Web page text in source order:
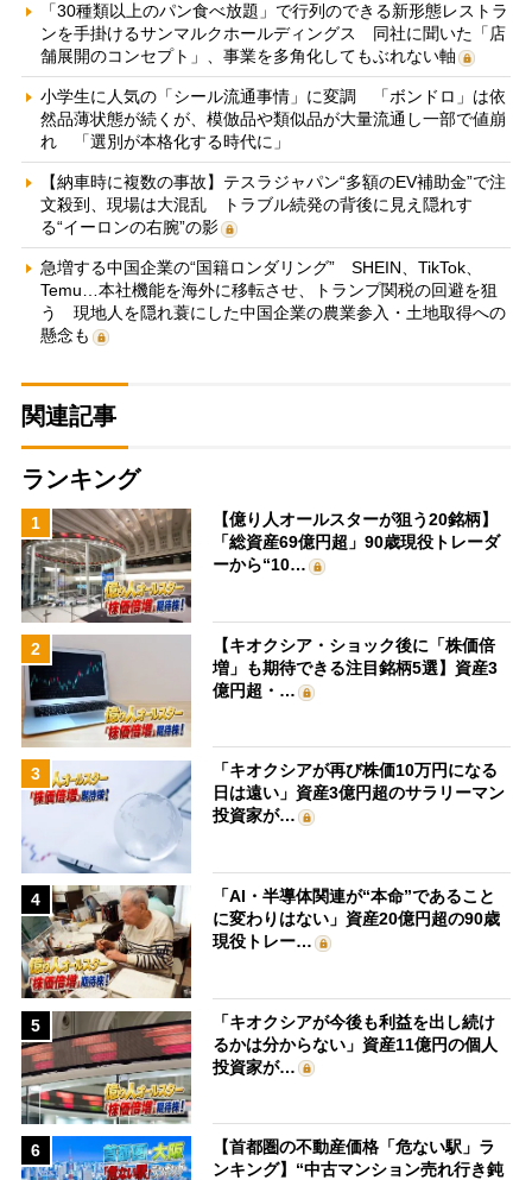
「30種類以上のパン食べ放題」で行列のできる新形態レストラ
ンを手掛けるサンマルクホールディングス 同社に聞いた「店
舗展開のコンセプト」、事業を多角化してもぶれない軸
小学生に人気の「シール流通事情」に変調 「ボンドロ」は依
然品薄状態が続くが、模倣品や類似品が大量流通し一部で値崩
れ 「選別が本格化する時代に」
【納車時に複数の事故】テスラジャパン“多額のEV補助金”で注
文殺到、現場は大混乱 トラブル続発の背後に見え隠れす
る“イーロンの右腕”の影
急増する中国企業の“国籍ロンダリング” SHEIN、TikTok、
Temu…本社機能を海外に移転させ、トランプ関税の回避を狙
う 現地人を隠れ蓑にした中国企業の農業参入・土地取得への
懸念も
関連記事
ランキング
1
【億り人オールスターが狙う20銘柄】
「総資産69億円超」90歳現役トレーダ
ーから“10…
2
【キオクシア・ショック後に「株価倍
増」も期待できる注目銘柄5選】資産3
億円超・…
3
「キオクシアが再び株価10万円になる
日は遠い」資産3億円超のサラリーマン
投資家が…
4
「AI・半導体関連が“本命”であること
に変わりはない」資産20億円超の90歳
現役トレー…
5
「キオクシアが今後も利益を出し続け
るかは分からない」資産11億円の個人
投資家が…
6
【首都圏の不動産価格「危ない駅」ラ
ンキング】“中古マンション売れ行き鈍